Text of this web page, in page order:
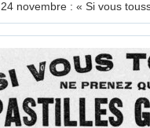
, 24 novembre : « Si vous